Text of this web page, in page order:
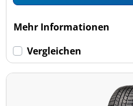
Mehr Informationen
Vergleichen